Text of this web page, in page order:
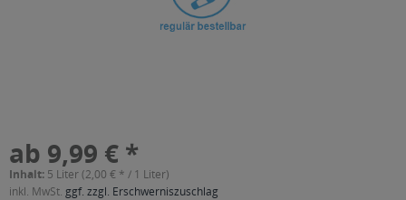
ab 9,99 € *
Inhalt: 5 Liter (2,00 € * / 1 Liter)
inkl. MwSt. ggf. zzgl. Erschwerniszuschlag